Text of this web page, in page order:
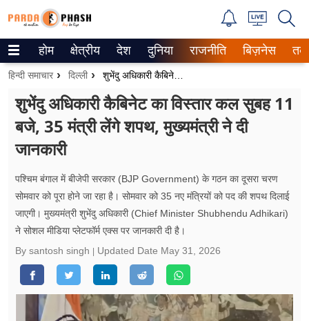
Trending on Google News
ePaper
वेब स्टोरीज
उत्तर प्रदेश
गैलरी
वीडियो
रिलेशनशिप
जीवन मंत्रा
होम क्षेत्रीय देश दुनिया राजनीति बिज़नेस
हिन्दी समाचार दिल्ली
शुभेंदु अधिकारी कैबिनेट का विस्तार कल सुबह 11
बजे, 35 मंत्री लेंगे शपथ, मुख्यमंत्री ने दी
जानकारी
पश्चिम बंगाल में बीजेपी सरकार (BJP Government) के गठन का दूसरा चरण
सोमवार को पूरा होने जा रहा है। सोमवार को 35 नए मंत्रियों को पद की शपथ दिलाई
जाएगी। मुख्यमंत्री शुभेंदु अधिकारी (Chief Minister Shubhendu Adhikari)
ने सोशल मीडिया प्लेटफॉर्म एक्स पर जानकारी दी है।
By santosh singh
Updated Date May 31, 2026